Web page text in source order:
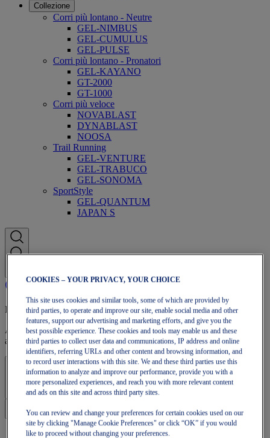
Collezione
Corri più lontano - Neutre
GEL-NIMBUS
GEL-CUMULUS
GEL-PULSE
Corri più lontano - Pronatori
GEL-KAYANO
GT-2000
GT-1000
Corri più veloce
NOVABLAST
DYNABLAST
NOOSA
Trail Running
GEL-VENTURE
GEL-TRABUCO
GEL-SONOMA
SportStyle
GEL-QUANTUM
JAPAN S
Iscrizione a OneASICS
Approfitta di spedizione gratuita, resi gratuiti, sconti esclusivi e altro
ancora con i vantaggi fedeltà OneASICS™.
Accedi | Crea un account
COOKIES – YOUR PRIVACY, YOUR CHOICE
This site uses cookies and similar tools, some of which are provided by
third parties, to operate and improve our site, enable social media and other
features, support our advertising and marketing efforts, and give you the
best possible experience. These cookies and tools may enable us and these
third parties to collect user data and communications, IP address and online
identifiers, referring URLs and other content and browsing information, and
to record user interactions with this site. We and these third parties use this
information to analyze and improve our performance, provide you with a
more personalized experiences, and reach you with more relevant content
and ads on this site and across third party sites.
You can review and change your preferences for certain cookies used on our
site by clicking "Manage Cookie Preferences" or click “OK” if you would
like to proceed without changing your preferences.